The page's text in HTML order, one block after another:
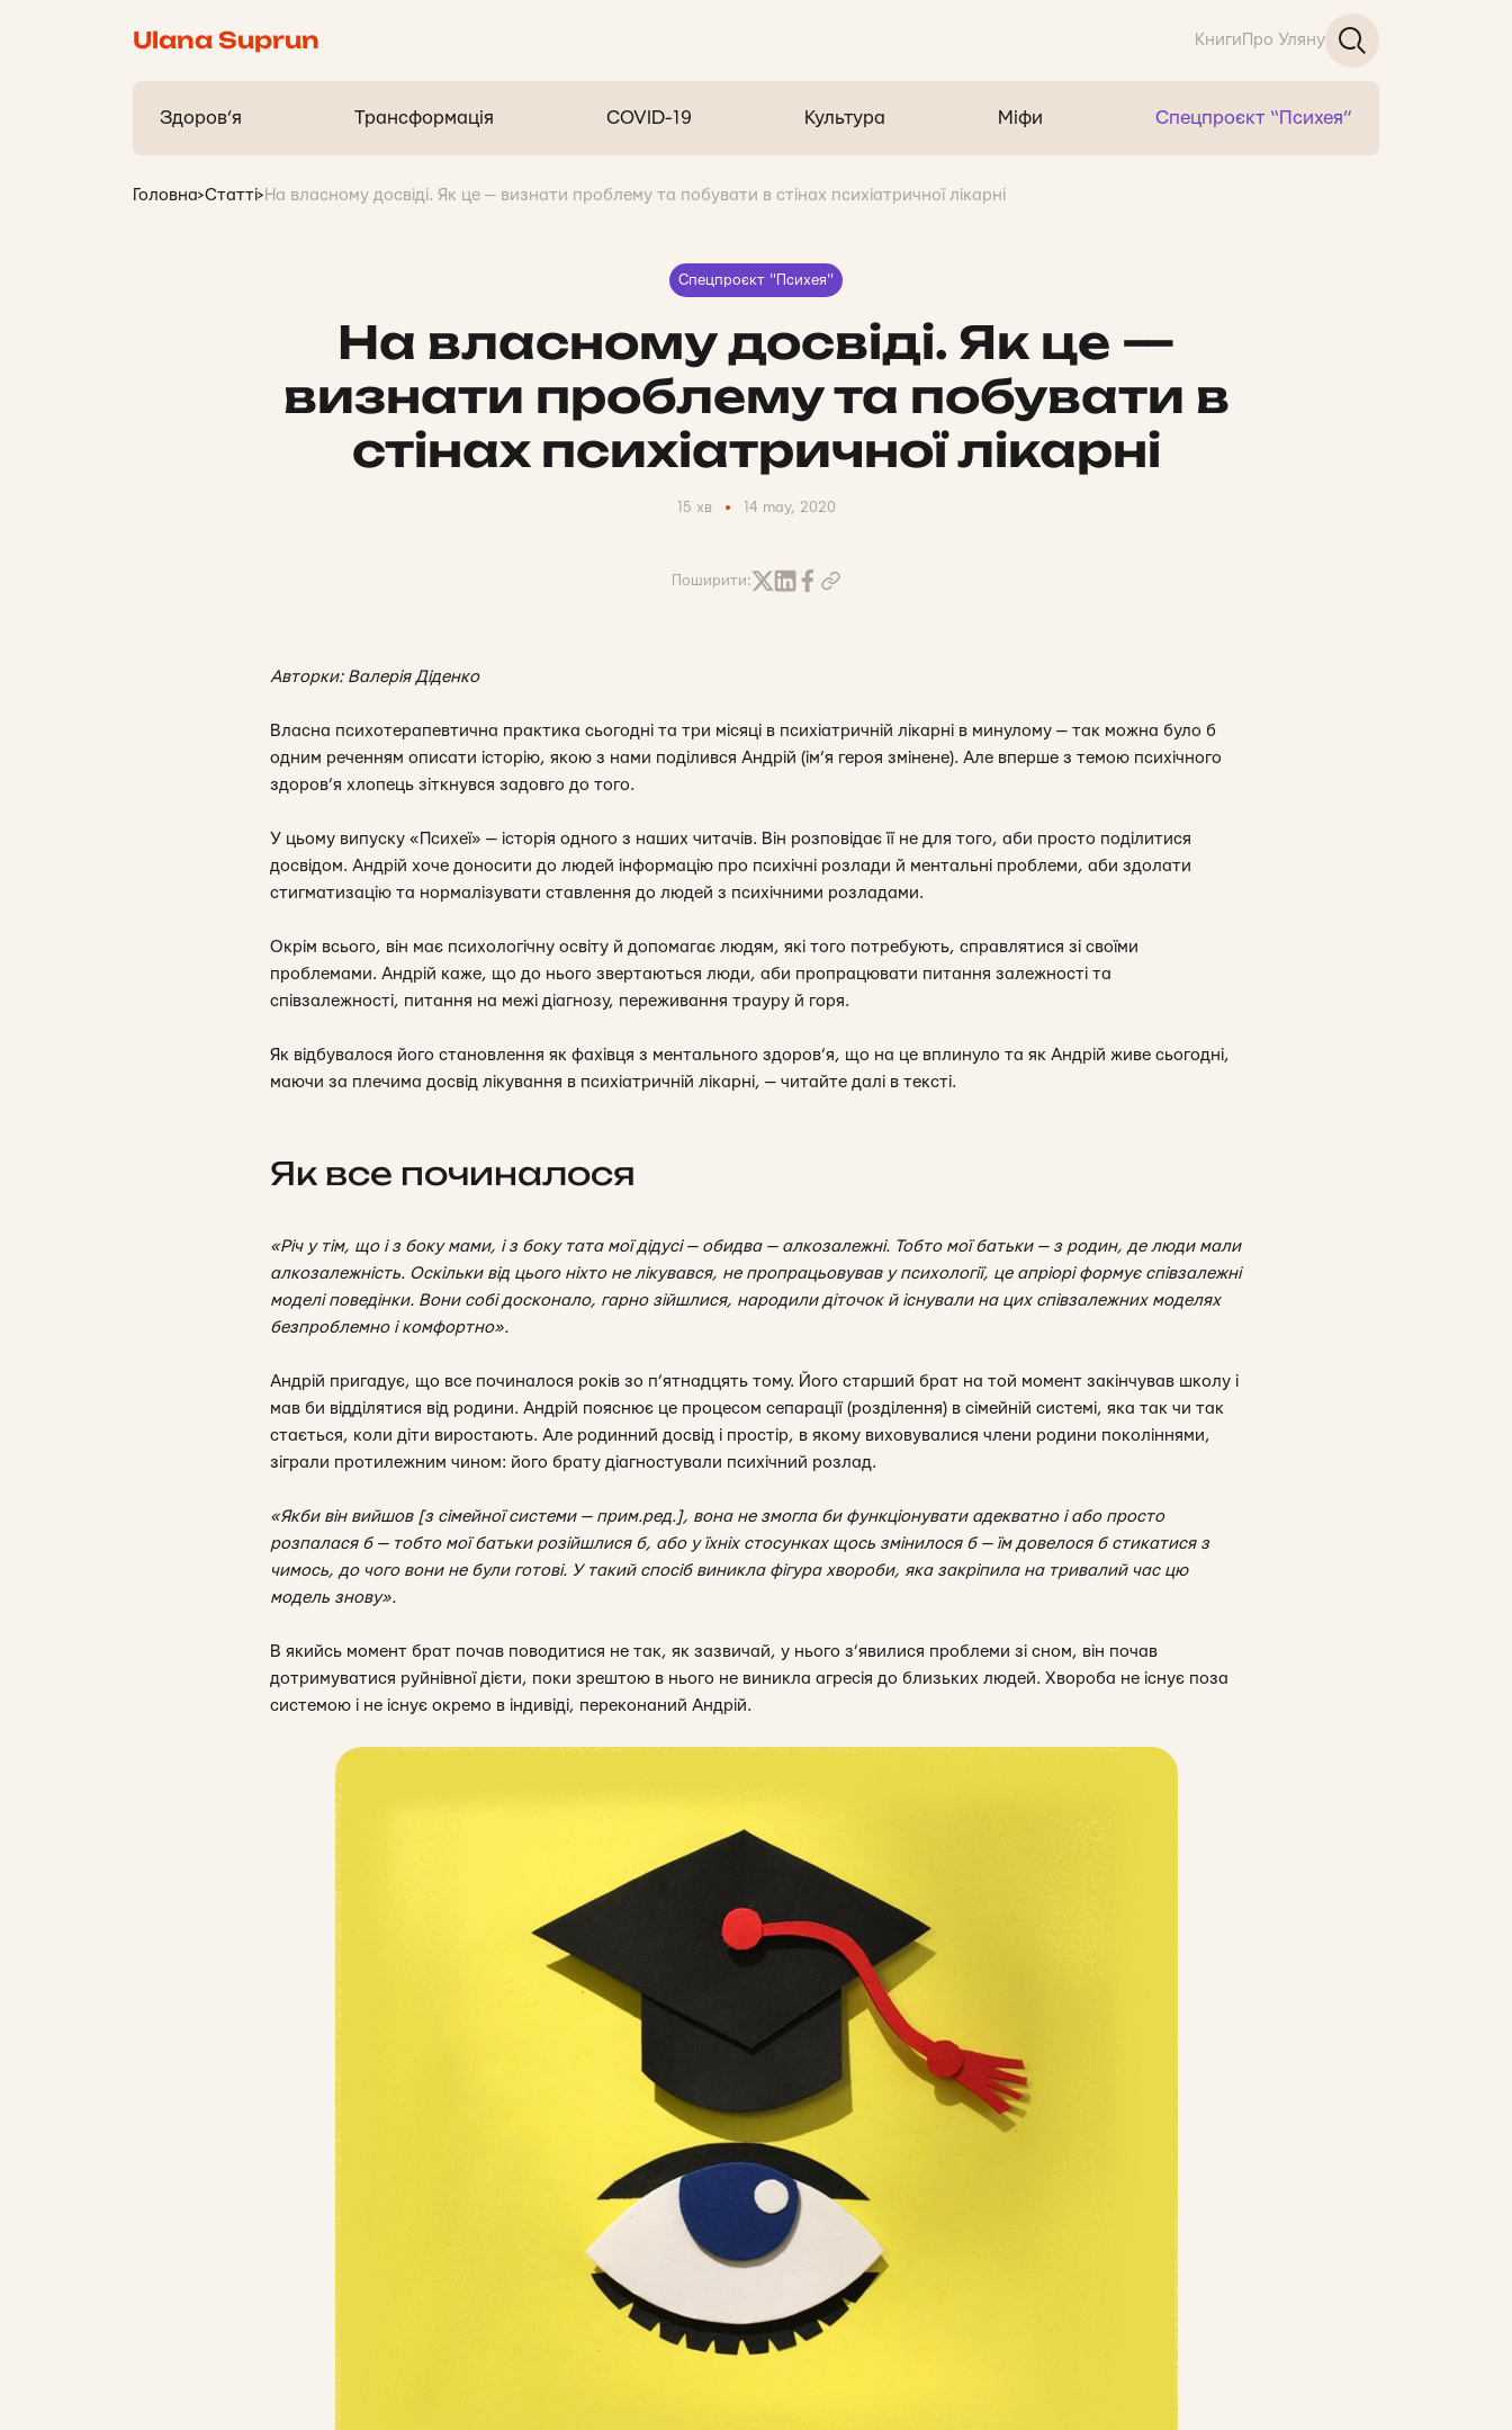
Ulana Suprun Книги Про Уляну
Здоров’я Трансформація COVID-19 Культура Міфи Спецпроєкт “Психея”
Головна>Статті> На власному досвіді. Як це — визнати проблему та побувати в стінах психіатричної лікарні
Спецпроєкт "Психея"
На власному досвіді. Як це —
визнати проблему та побувати в
стінах психіатричної лікарні
15 хв 14 may, 2020
Поширити:
Авторки: Валерія Діденко
Власна психотерапевтична практика сьогодні та три місяці в психіатричній лікарні в минулому — так можна було б
одним реченням описати історію, якою з нами поділився Андрій (ім’я героя змінене). Але вперше з темою психічного
здоров’я хлопець зіткнувся задовго до того.
У цьому випуску «Психеї» — історія одного з наших читачів. Він розповідає її не для того, аби просто поділитися
досвідом. Андрій хоче доносити до людей інформацію про психічні розлади й ментальні проблеми, аби здолати
стигматизацію та нормалізувати ставлення до людей з психічними розладами.
Окрім всього, він має психологічну освіту й допомагає людям, які того потребують, справлятися зі своїми
проблемами. Андрій каже, що до нього звертаються люди, аби пропрацювати питання залежності та
співзалежності, питання на межі діагнозу, переживання трауру й горя.
Як відбувалося його становлення як фахівця з ментального здоров’я, що на це вплинуло та як Андрій живе сьогодні,
маючи за плечима досвід лікування в психіатричній лікарні, — читайте далі в тексті.
Як все починалося
«Річ у тім, що і з боку мами, і з боку тата мої дідусі — обидва — алкозалежні. Тобто мої батьки — з родин, де люди мали
алкозалежність. Оскільки від цього ніхто не лікувався, не пропрацьовував у психології, це апріорі формує співзалежні
моделі поведінки. Вони собі досконало, гарно зійшлися, народили діточок й існували на цих співзалежних моделях
безпроблемно і комфортно».
Андрій пригадує, що все починалося років зо п’ятнадцять тому. Його старший брат на той момент закінчував школу і
мав би відділятися від родини. Андрій пояснює це процесом сепарації (розділення) в сімейній системі, яка так чи так
стається, коли діти виростають. Але родинний досвід і простір, в якому виховувалися члени родини поколіннями,
зіграли протилежним чином: його брату діагностували психічний розлад.
«Якби він вийшов [з сімейної системи — прим.ред.], вона не змогла би функціонувати адекватно і або просто
розпалася б — тобто мої батьки розійшлися б, або у їхніх стосунках щось змінилося б — їм довелося б стикатися з
чимось, до чого вони не були готові. У такий спосіб виникла фігура хвороби, яка закріпила на тривалий час цю
модель знову».
В якийсь момент брат почав поводитися не так, як зазвичай, у нього з’явилися проблеми зі сном, він почав
дотримуватися руйнівної дієти, поки зрештою в нього не виникла агресія до близьких людей. Хвороба не існує поза
системою і не існує окремо в індивіді, переконаний Андрій.